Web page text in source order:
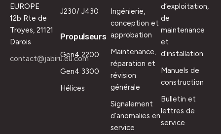
EUROPE
12b Rte de
Troyes, 21121
Darois
contact@jabiru.eu.com
J230/ J430
Propulseurs
Gen4 2200
Gen4 3300
Hélices
Ingénierie,
conception et
approbation
Maintenance,
réparation et
révision
générale
Signalement
d’anomalies en
service
d’exploitation,
de
maintenance
et
d’installation
Manuels de
construction
Bulletin et
lettres de
service